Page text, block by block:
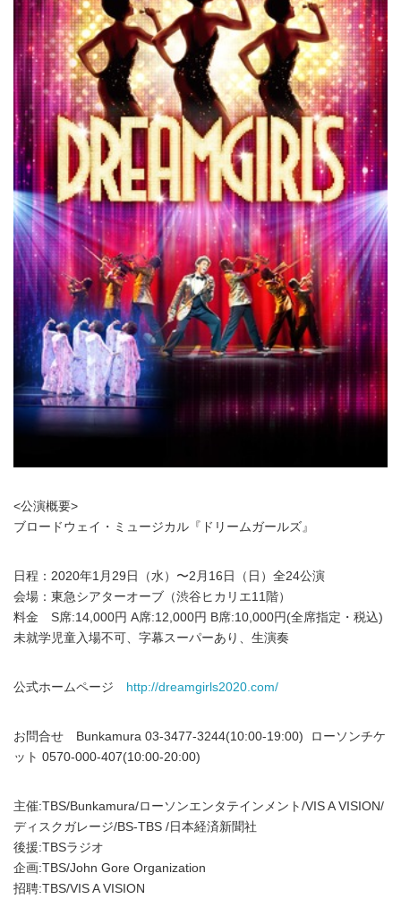
<公演概要>
ブロードウェイ・ミュージカル『ドリームガールズ』
日程：2020年1月29日（水）〜2月16日（日）全24公演
会場：東急シアターオーブ（渋谷ヒカリエ11階）
料金 S席:14,000円 A席:12,000円 B席:10,000円(全席指定・税込)
未就学児童入場不可、字幕スーパーあり、生演奏
公式ホームページ http://dreamgirls2020.com/
お問合せ Bunkamura 03-3477-3244(10:00-19:00) ローソンチケ
ット 0570-000-407(10:00-20:00)
主催:TBS/Bunkamura/ローソンエンタテインメント/VIS A VISION/
ディスクガレージ/BS-TBS /日本経済新聞社
後援:TBSラジオ
企画:TBS/John Gore Organization
招聘:TBS/VIS A VISION